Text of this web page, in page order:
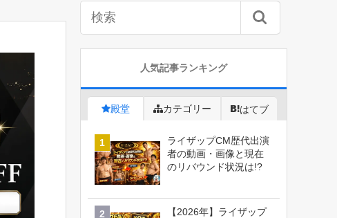
人気記事ランキング
殿堂 カテゴリー はてブ
ライザップCM歴代出演
者の動画・画像と現在
のリバウンド状況は!?
【2026年】ライザップ